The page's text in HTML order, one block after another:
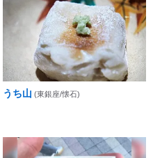
うち山 (東銀座/懐石)